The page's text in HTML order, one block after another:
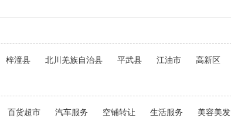
梓潼县 北川羌族自治县 平武县 江油市
高新区
百货超市 汽车服务 空铺转让 生活服务
美容美发